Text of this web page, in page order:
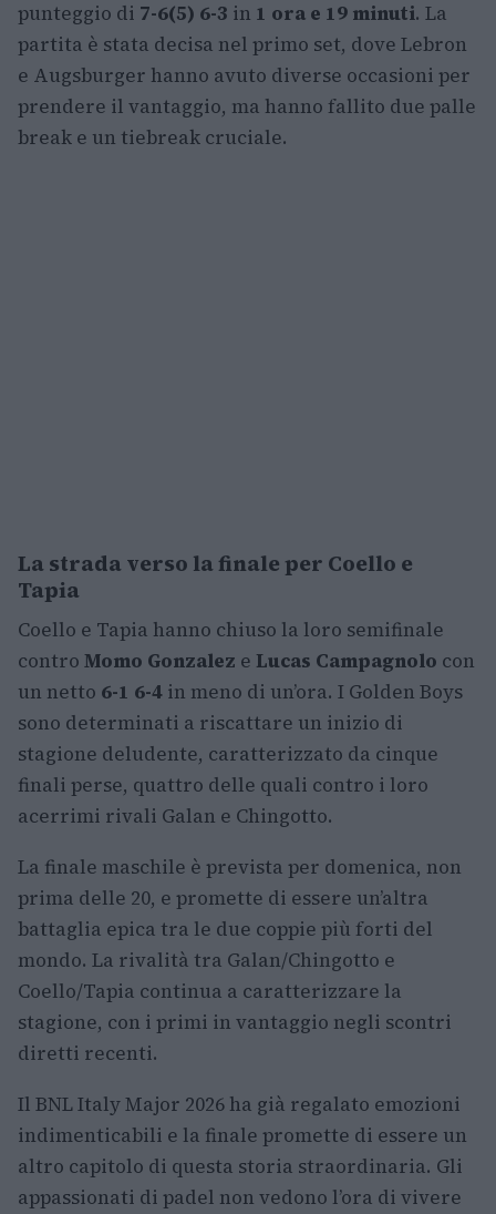
punteggio di 7-6(5) 6-3 in 1 ora e 19 minuti. La
partita è stata decisa nel primo set, dove Lebron
e Augsburger hanno avuto diverse occasioni per
prendere il vantaggio, ma hanno fallito due palle
break e un tiebreak cruciale.
La strada verso la finale per Coello e
Tapia
Coello e Tapia hanno chiuso la loro semifinale
contro Momo Gonzalez e Lucas Campagnolo con
un netto 6-1 6-4 in meno di un’ora. I Golden Boys
sono determinati a riscattare un inizio di
stagione deludente, caratterizzato da cinque
finali perse, quattro delle quali contro i loro
acerrimi rivali Galan e Chingotto.
La finale maschile è prevista per domenica, non
prima delle 20, e promette di essere un’altra
battaglia epica tra le due coppie più forti del
mondo. La rivalità tra Galan/Chingotto e
Coello/Tapia continua a caratterizzare la
stagione, con i primi in vantaggio negli scontri
diretti recenti.
Il BNL Italy Major 2026 ha già regalato emozioni
indimenticabili e la finale promette di essere un
altro capitolo di questa storia straordinaria. Gli
appassionati di padel non vedono l’ora di vivere